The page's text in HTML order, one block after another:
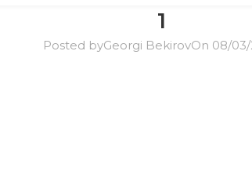
1
Posted byGeorgi BekirovOn 08/